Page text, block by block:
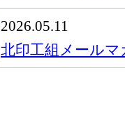
2026.05.11
北印工組メール